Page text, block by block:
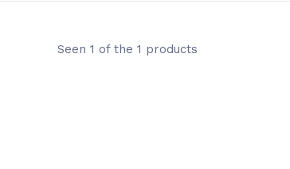
Seen 1 of the 1 products